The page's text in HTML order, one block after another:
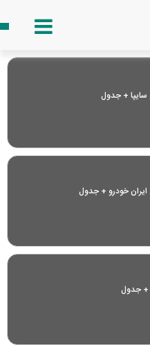
+ جدول
خودرو + جدول
+ جدول